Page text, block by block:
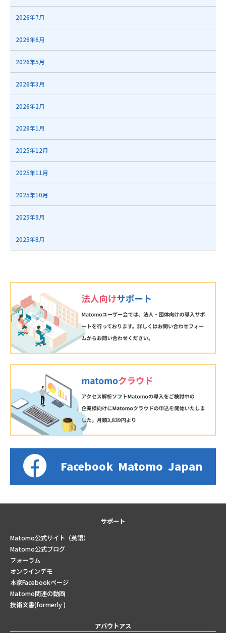
2026年7月
2026年6月
2026年5月
2026年3月
2026年2月
2026年1月
2025年12月
2025年11月
2025年10月
2025年9月
2025年8月
Facebook Matomo Japan
サポート
Matomo公式サイト（英語）
Matomo公式ブログ
フォーラム
オンラインデモ
本家Facebookページ
Matomo関連の動画
技術文書(formerly )
アバウトアス